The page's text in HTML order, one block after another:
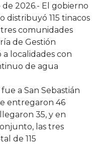
de 2026.- El gobierno
distribuyó 115 tinacos
comunidades
de Gestión
a localidades con
de agua
a San Sebastián
entregaron 46
35, y en
las tres
de 115